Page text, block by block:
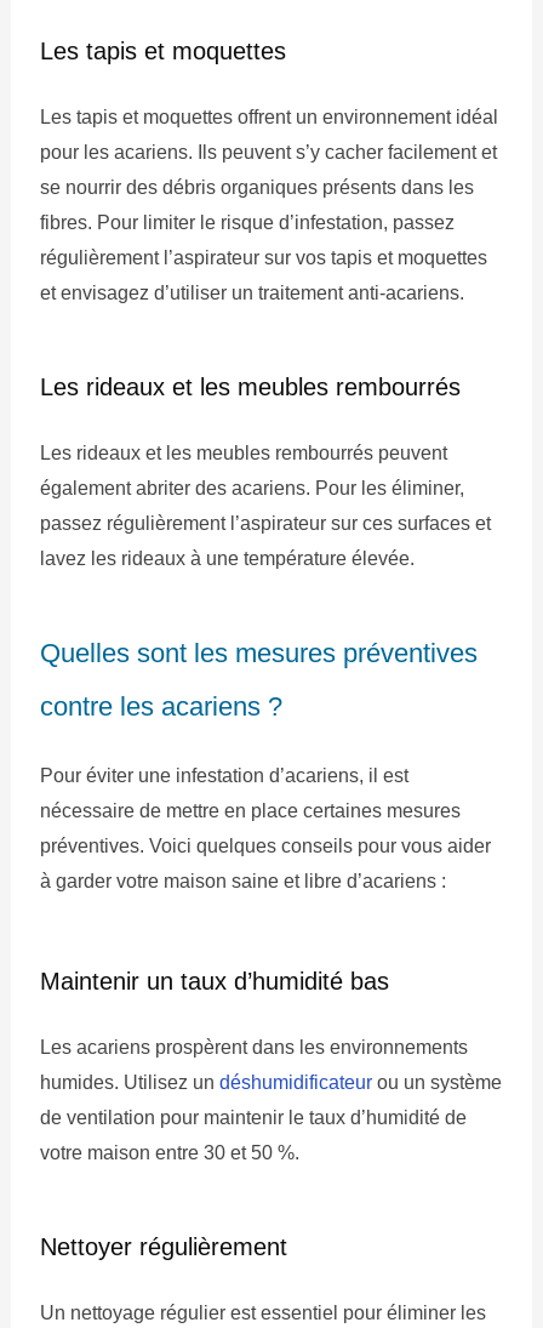
Les tapis et moquettes
Les tapis et moquettes offrent un environnement idéal
pour les acariens. Ils peuvent s’y cacher facilement et
se nourrir des débris organiques présents dans les
fibres. Pour limiter le risque d’infestation, passez
régulièrement l’aspirateur sur vos tapis et moquettes
et envisagez d’utiliser un traitement anti-acariens.
Les rideaux et les meubles rembourrés
Les rideaux et les meubles rembourrés peuvent
également abriter des acariens. Pour les éliminer,
passez régulièrement l’aspirateur sur ces surfaces et
lavez les rideaux à une température élevée.
Quelles sont les mesures préventives
contre les acariens ?
Pour éviter une infestation d’acariens, il est
nécessaire de mettre en place certaines mesures
préventives. Voici quelques conseils pour vous aider
à garder votre maison saine et libre d’acariens :
Maintenir un taux d’humidité bas
Les acariens prospèrent dans les environnements
humides. Utilisez un déshumidificateurou un système
de ventilation pour maintenir le taux d’humidité de
votre maison entre 30 et 50 %.
Nettoyer régulièrement
Un nettoyage régulier est essentiel pour éliminer les